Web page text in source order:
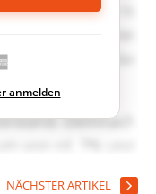
anmelden
NÄCHSTER ARTIKEL